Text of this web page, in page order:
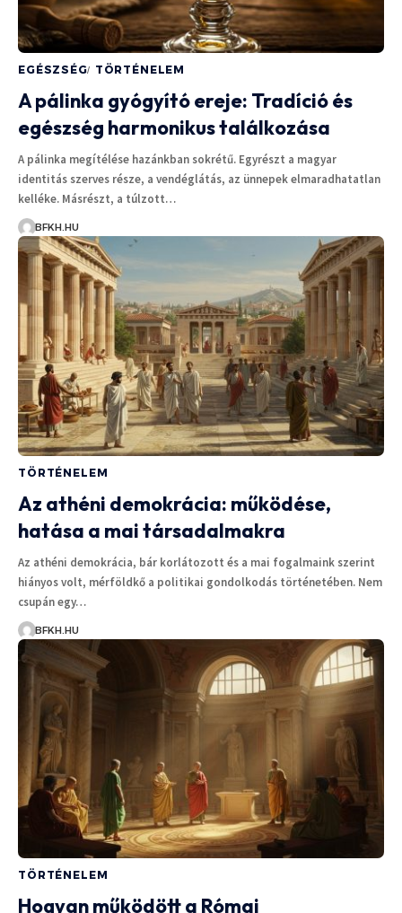
EGÉSZSÉG TÖRTÉNELEM
A pálinka gyógyító ereje: Tradíció és
egészség harmonikus találkozása
A pálinka megítélése hazánkban sokrétű. Egyrészt a magyar
identitás szerves része, a vendéglátás, az ünnepek elmaradhatatlan
kelléke. Másrészt, a túlzott…
BFKH.HU
TÖRTÉNELEM
Az athéni demokrácia: működése,
hatása a mai társadalmakra
Az athéni demokrácia, bár korlátozott és a mai fogalmaink szerint
hiányos volt, mérföldkő a politikai gondolkodás történetében. Nem
csupán egy…
BFKH.HU
TÖRTÉNELEM
Hogyan működött a Római